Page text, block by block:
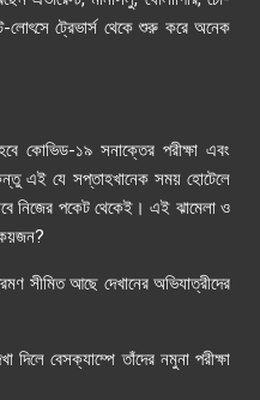
লোৎসে ট্রেভার্স থেকে শুরু করে অনেক
কোভিড-১৯ সনাক্তের পরীক্ষা এবং
এই যে সপ্তাহখানেক সময় হোটেলে
নিজের পকেট থেকেই। এই ঝামেলা ও
সীমিত আছে দেখানের অভিযাত্রীদের
বেসক্যাম্পে তাঁদের নমুনা পরীক্ষা